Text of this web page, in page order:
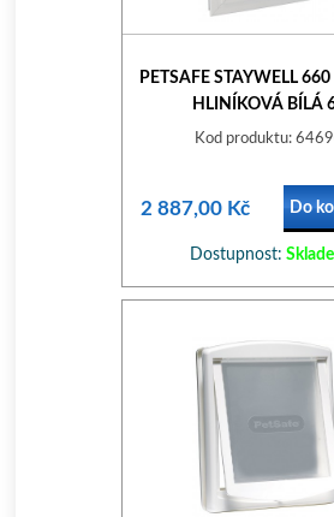
PETSAFE STAYWELL
HLINÍKOVÁ BÍLÁ
Kod produktu:
2 887,00 Kč Do
Dostupnost: